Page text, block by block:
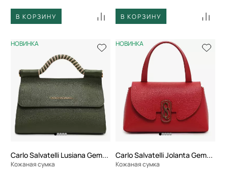
В КОРЗИНУ В КОРЗИНУ
НОВИНКА
Carlo Salvatelli Lusiana Gemma
Кожаная сумка
НОВИНКА
Carlo Salvatelli Jolanta Gemma
Кожаная сумка